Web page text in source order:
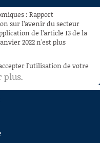
: Rapport
sur l’avenir du secteur
de l’article 13 de la
2022 n'est plus
l'utilisation de votre
plus.